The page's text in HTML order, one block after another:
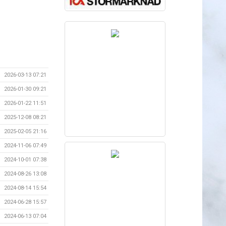
2026-03-13 07:21
2026-01-30 09:21
2026-01-22 11:51
2025-12-08 08:21
2025-02-05 21:16
2024-11-06 07:49
2024-10-01 07:38
2024-08-26 13:08
2024-08-14 15:54
2024-06-28 15:57
2024-06-13 07:04